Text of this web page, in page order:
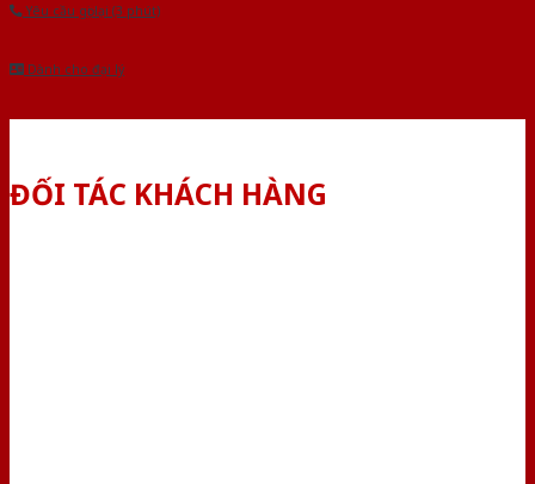
Yêu cầu gọi lại (3 phút)
Dành cho đại lý
ĐỐI TÁC KHÁCH HÀNG